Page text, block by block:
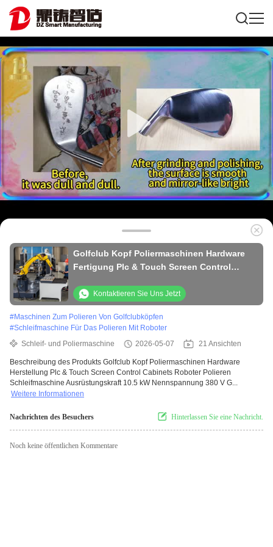
Golfclub Kopf Poliermaschinen Hardware
Fertigung Plc & Touch Screen Control
Schleifmaschine
Kontaktieren Sie Uns Jetzt
#Maschinen Zum Polieren Von Golfclubköpfen
#Schleifmaschine Für Das Polieren Mit Roboter
Schleif- und Poliermaschine
2026-05-07 21 Ansichten
Beschreibung des Produkts Golfclub Kopf Poliermaschinen Hardware
Herstellung Plc & Touch Screen Control Cabinets Roboter Polieren
Schleifmaschine Ausrüstungskraft 10.5 kW Nennspannung 380 V G...
Weitere Informationen
Nachrichten des Besuchers Hinterlassen Sie eine Nachricht.
Noch keine öffentlichen Kommentare